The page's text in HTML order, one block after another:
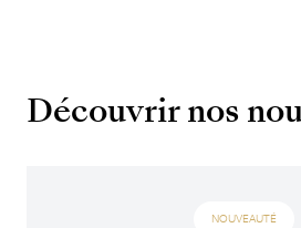
Découvrir nos
NOUVEAUTÉ